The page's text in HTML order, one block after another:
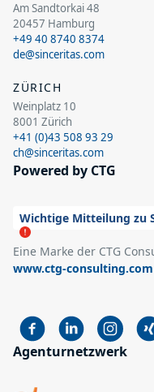
Am Sandtorkai 48
20457 Hamburg
+49 40 8740 8374
de@sinceritas.com
ZÜRICH
Weinplatz 10
8001 Zürich
+41 (0)43 508 93 29
ch@sinceritas.com
Powered by CTG
Wichtige Mitteilung zu
Eine Marke der CTG
www.ctg-consulting.com
Agenturnetzwerk